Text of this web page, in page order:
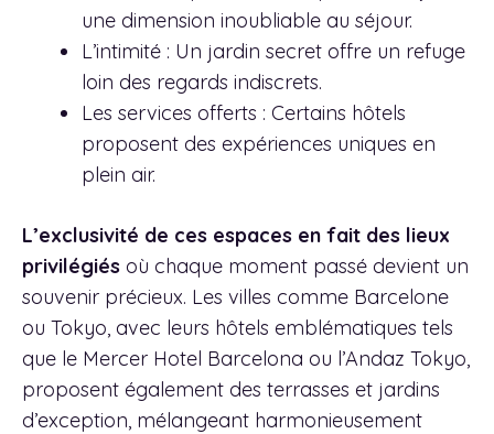
une dimension inoubliable au séjour.
L’intimité : Un jardin secret offre un refuge
loin des regards indiscrets.
Les services offerts : Certains hôtels
proposent des expériences uniques en
plein air.
L’exclusivité de ces espaces en fait des lieux
privilégiés où chaque moment passé devient un
souvenir précieux. Les villes comme Barcelone
ou Tokyo, avec leurs hôtels emblématiques tels
que le Mercer Hotel Barcelona ou l’Andaz Tokyo,
proposent également des terrasses et jardins
d’exception, mélangeant harmonieusement